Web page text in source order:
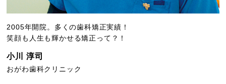
2005年開院。多くの歯科矯正実績！
笑顔も人生も輝かせる矯正って？！
小川 淳司
おがわ歯科クリニック